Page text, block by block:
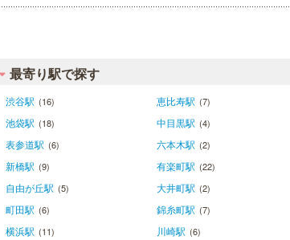
最寄り駅で探す
渋谷駅 (16) 恵比寿駅 (7)
池袋駅 (18) 中目黒駅 (4)
表参道駅 (6) 六本木駅 (2)
新橋駅 (9) 有楽町駅 (22)
自由が丘駅 (5) 大井町駅 (2)
町田駅 (6) 錦糸町駅 (7)
横浜駅 (11) 川崎駅 (6)